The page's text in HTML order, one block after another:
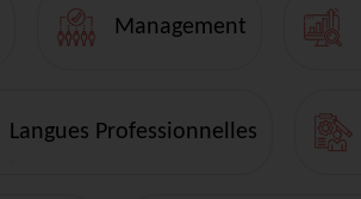
Management
Langues Professionnelles